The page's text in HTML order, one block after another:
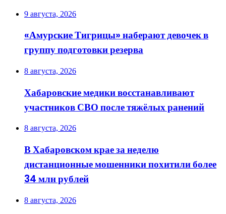
9 августа, 2026
«Амурские Тигрицы» наберают девочек в
группу подготовки резерва
8 августа, 2026
Хабаровские медики восстанавливают
участников СВО после тяжёлых ранений
8 августа, 2026
В Хабаровском крае за неделю
дистанционные мошенники похитили более
34 млн рублей
8 августа, 2026